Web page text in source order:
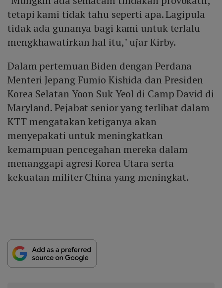
tetapi kami tidak tahu seperti apa. Lagipula
tidak ada gunanya bagi kami untuk terlalu
mengkhawatirkan hal itu," ujar Kirby.
Dalam pertemuan Biden dengan Perdana
Menteri Jepang Fumio Kishida dan Presiden
Korea Selatan Yoon Suk Yeol di Camp David di
Maryland. Pejabat senior yang terlibat dalam
KTT mengatakan ketiganya akan
menyepakati untuk meningkatkan
kemampuan pencegahan mereka dalam
menanggapi agresi Korea Utara serta
kekuatan militer China yang meningkat.